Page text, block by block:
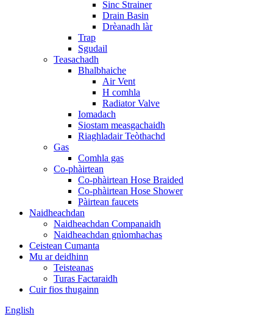
Sinc Strainer
Drain Basin
Drèanadh làr
Trap
Sgudail
Teasachadh
Bhalbhaiche
Air Vent
H comhla
Radiator Valve
Iomadach
Siostam measgachaidh
Riaghladair Teòthachd
Gas
Comhla gas
Co-phàirtean
Co-phàirtean Hose Braided
Co-phàirtean Hose Shower
Pàirtean faucets
Naidheachdan
Naidheachdan Companaidh
Naidheachdan gnìomhachas
Ceistean Cumanta
Mu ar deidhinn
Teisteanas
Turas Factaraidh
Cuir fios thugainn
English